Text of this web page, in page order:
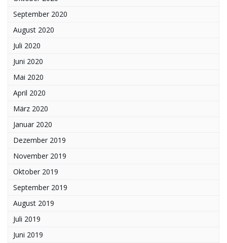
September 2020
August 2020
Juli 2020
Juni 2020
Mai 2020
April 2020
März 2020
Januar 2020
Dezember 2019
November 2019
Oktober 2019
September 2019
August 2019
Juli 2019
Juni 2019